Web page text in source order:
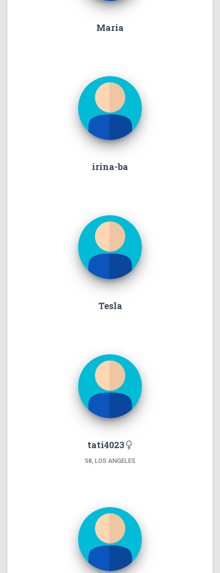
Maria
irina-ba
Tesla
tati4023
58, LOS ANGELES